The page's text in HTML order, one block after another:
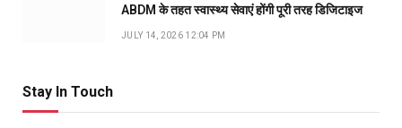
ABDM के तहत स्वास्थ्य सेवाएं होंगी पूरी तरह डिजिटाइज
JULY 14, 2026 12:04 PM
Stay In Touch